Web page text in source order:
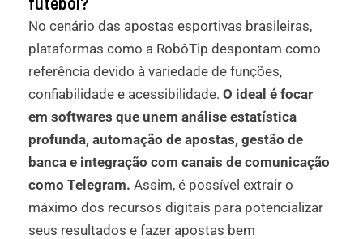
No cenário das apostas esportivas brasileiras,
plataformas como a RobôTip despontam como
referência devido à variedade de funções,
confiabilidade e acessibilidade. O ideal é focar
em softwares que unem análise estatística
profunda, automação de apostas, gestão de
banca e integração com canais de comunicação
como Telegram. Assim, é possível extrair o
máximo dos recursos digitais para potencializar
seus resultados e fazer apostas bem